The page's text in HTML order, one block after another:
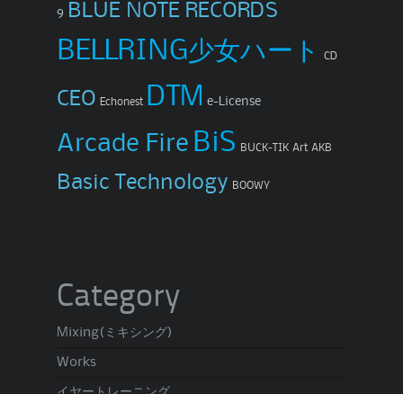
9 BLUE NOTE RECORDS
BELLRING少女ハート CD
CEO Echonest DTM e-License
Arcade Fire BiS BUCK-TIK Art AKB
Basic Technology BOOWY
Category
Mixing(ミキシング)
Works